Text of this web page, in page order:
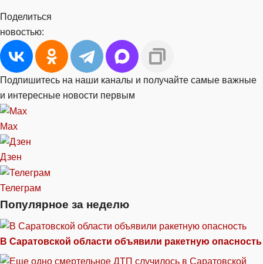
Поделиться
новостью:
Подпишитесь на наши каналы и получайте самые важные
и интересные новости первым
Max
Дзен
Телеграм
Популярное за неделю
В Саратовской области объявили ракетную опасность